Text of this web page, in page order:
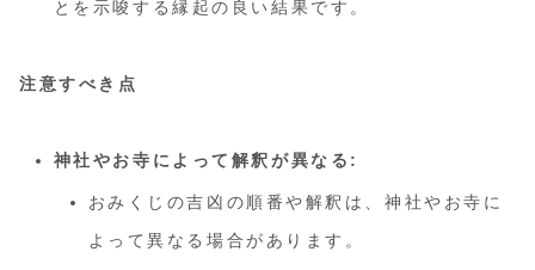
とを示唆する縁起の良い結果です。
注意すべき点
神社やお寺によって解釈が異なる:
おみくじの吉凶の順番や解釈は、神社やお寺に
よって異なる場合があります。